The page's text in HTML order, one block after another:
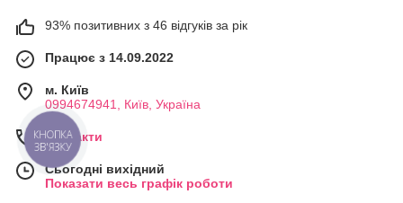
93% позитивних з 46 відгуків за рік
Працює з 14.09.2022
м. Київ
0994674941, Київ, Україна
Контакти
Сьогодні вихідний
Показати весь графік роботи
КНОПКА
ЗВ'ЯЗКУ